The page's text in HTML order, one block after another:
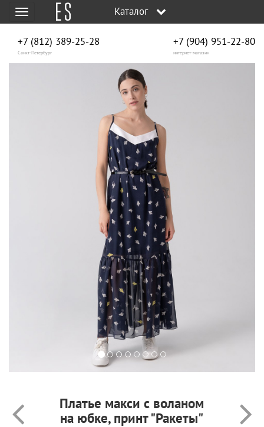
Меню Каталог
+7 (812) 389-25-28
Санкт-Петербург
+7 (904) 951‑22‑80
интернет-магазин
Платье макси с воланом
на юбке, принт "Ракеты"